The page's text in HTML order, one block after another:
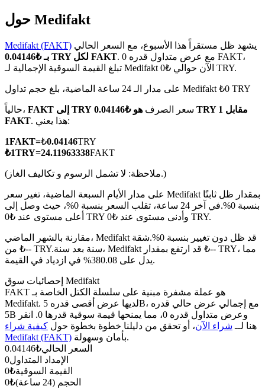
العقود الآجلة لـ COIN-M
العقود الآجلة للعملات المشفرة
TradFi
مشتقات الأسهم والعملات الأجنبية والمعادن الثمينة والسلع
العقود الآجلة USDC
حول Medifakt
Medifakt (FAKT) يشهد ظل مستقراً هذا الأسبوع، مع السعر الحالي
بـ ₺0.04146 TRY لكل FAKT. مع عرض متداول قدره 0 FAKT،
تبلغ القيمة السوقية الإجمالية لـ Medifakt الآن حوالي ₺0 TRY.
على مدار الـ 24 ساعة الماضية، بلغ حجم تداول Medifakt ₺0 TRY
حالياً، FAKT إلى TRY سعر الصرف
هو ₺0.04146 TRY مقابل 1
FAKT
. هذا يعني:
1FAKT=₺0.04146TRY
₺1TRY=24.11963338FAKT
(ملاحظة: لا تشمل الرسوم و تكاليف الغاز.)
على مدار الأيام السبعة الماضية، تغير سعر Medifakt بمقدار ظل ثابتًا
بنسبة 0%.
في آخر 24 ساعة، تقلب السعر بنسبة 0%، حيث وصل إلى
أعلى مستوى عند ₺0 TRY وأدنى مستوى عند ₺0 TRY.
مقارنة بالشهر الماضي، Medifakt قد ظل دون تغيير بنسبة 0%.شقة
من ₺-- TRY.سنة بعد سنة، Medifakt قد ارتفع بمقدار ₺-- TRY، مما
يدل على 380.08% في ازدياد في القيمة.
إحصائيات سوق Medifakt
FAKT هو عملة مشفرة مبنية على سلسلة الكتل الخاصة بـ
Medifakt. لديها عرض أقصى قدره 5B، مع إجمالي عرض حالي قدره
5B وعرض متداول قدره 0، مما يمنحها قيمة سوقية قدرها 0. انقر
هنا لــ شراء الآن، أو تحقق من دليلنا خطوة بخطوة حول كيفية شراء
Medifakt (FAKT)
بأمان وسهولة.
السعر الحالي₺
0.04146
الإمداد المتداول0
القيمة السوقية₺
0
الحجم (24 ساعة)
₺
0